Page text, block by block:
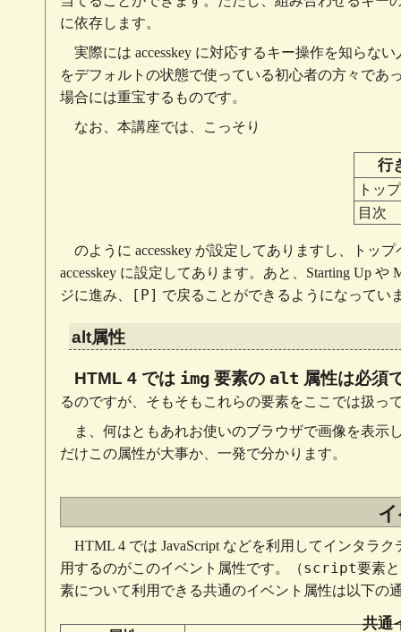
に依存します。
実際には accesskey に対応するキー操作を知らな
をデフォルトの状態で使っている初心者の方々であ
場合には重宝するものです。
なお、本講座では、こっそり
行
トッ
目次
のように accesskey が設定してありますし、トッ
accesskey に設定してあります。あと、Starting Up
ジに進み、
[P] で戻ることができるようになってい
alt属性
HTML 4 では img 要素の alt 属性は必須
るのですが、そもそもこれらの要素をここでは扱っ
ま、何はともあれお使いのブラウザで画像を表示
だけこの属性が大事か、一発で分かります。
HTML 4 では JavaScript などを利用してインタラ
用するのがこのイベント属性です。（script要素
素について利用できる共通のイベント属性は以下の
共通